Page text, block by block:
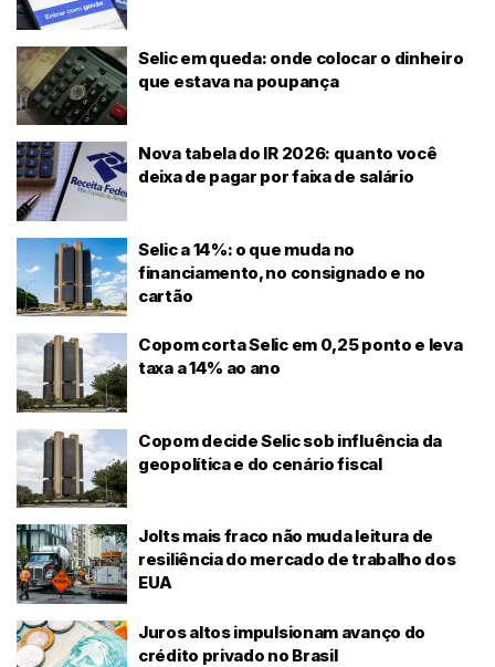
Selic em queda: onde colocar o dinheiro
que estava na poupança
Nova tabela do IR 2026: quanto você
deixa de pagar por faixa de salário
Selic a 14%: o que muda no
financiamento, no consignado e no
cartão
Copom corta Selic em 0,25 ponto e leva
taxa a 14% ao ano
Copom decide Selic sob influência da
geopolítica e do cenário fiscal
Jolts mais fraco não muda leitura de
resiliência do mercado de trabalho dos
EUA
Juros altos impulsionam avanço do
crédito privado no Brasil